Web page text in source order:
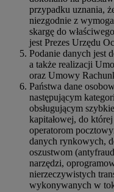
przypadku uznania,
niezgodnie z
skargę do
jest Prezes Urzędu
Podanie danych jest
a także realizacji
oraz Umowy
Państwa dane
następującym
obsługującym
kapitałowej, do
operatorom
danych rynkowych,
oszustwom
narzędzi,
nierzeczywistych
wykonywanych w